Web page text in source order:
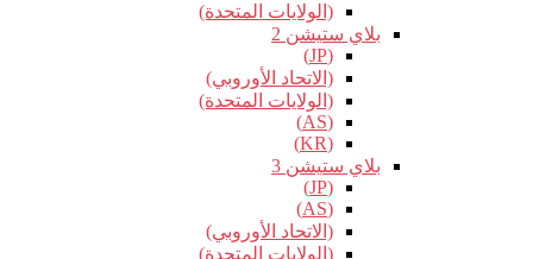
(الولايات المتحدة)
بلاي ستيشن 2
(JP)
(الاتحاد الأوروبي)
(الولايات المتحدة)
(AS)
(KR)
بلاي ستيشن 3
(JP)
(AS)
(الاتحاد الأوروبي)
(الولايات المتحدة)